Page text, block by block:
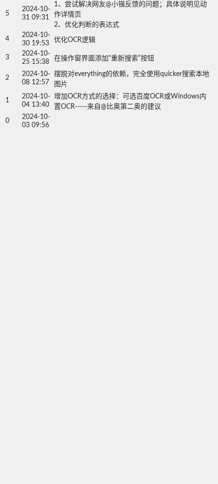
5
2024-10-
31 09:31
1、尝试解决网友@小锴反馈的问题；具体说明见动
作详情页
2、优化判断的表达式
4
2024-10-
30 19:53
优化OCR逻辑
3
2024-10-
25 15:38
在操作窗界面添加“重新搜索”按钮
2
2024-10-
08 12:57
摆脱对everything的依赖，完全使用quicker搜索本地
图片
1
2024-10-
04 13:40
增加OCR方式的选择：可选百度OCR或Windows内
置OCR-----来自@比奥第二奥的建议
0
2024-10-
03 09:56